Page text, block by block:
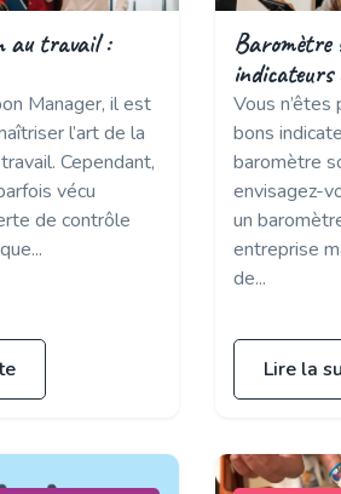
au travail :
Manager, il est
l’art de la
Cependant,
vécu
de contrôle
Baromètre
Vous n’êtes
bons
baromètre
envisagez-
un
entreprise
de...
Lire la